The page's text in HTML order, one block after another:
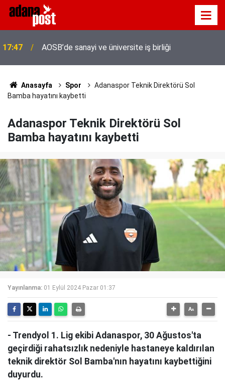
17:47 AOSB’de sanayi ve üniversite iş birliği
Anasayfa Spor
Adanaspor Teknik Direktörü Sol
Bamba hayatını kaybetti
Adanaspor Teknik Direktörü Sol
Bamba hayatını kaybetti
Yayınlanma: 01 Eylül 2024 Pazar 01:37
- Trendyol 1. Lig ekibi Adanaspor, 30 Ağustos'ta
geçirdiği rahatsızlık nedeniyle hastaneye kaldırılan
teknik direktör Sol Bamba'nın hayatını kaybettiğini
duyurdu.